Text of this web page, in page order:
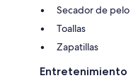
Secador de pelo
Toallas
Zapatillas
Entretenimiento